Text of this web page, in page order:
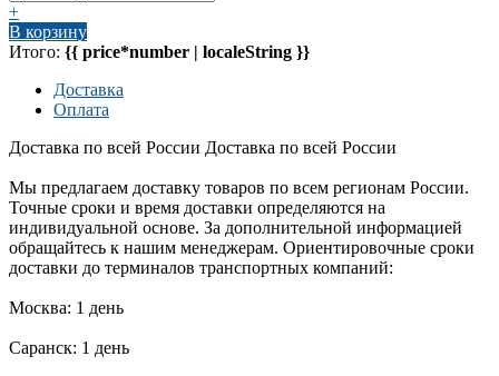
+
В корзину
Итого: {{ price*number | localeString }}
Доставка
Оплата
Доставка по всей России Доставка по всей России
Мы предлагаем доставку товаров по всем регионам России.
Точные сроки и время доставки определяются на
индивидуальной основе. За дополнительной информацией
обращайтесь к нашим менеджерам. Ориентировочные сроки
доставки до терминалов транспортных компаний:
Москва: 1 день
Саранск: 1 день